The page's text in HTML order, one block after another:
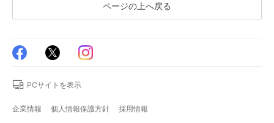
ページの上へ戻る
PCサイトを表示
企業情報 個人情報保護方針 採用情報